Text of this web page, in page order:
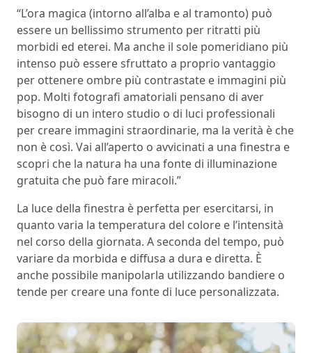
“L’ora magica (intorno all’alba e al tramonto) può
essere un bellissimo strumento per ritratti più
morbidi ed eterei. Ma anche il sole pomeridiano più
intenso può essere sfruttato a proprio vantaggio
per ottenere ombre più contrastate e immagini più
pop. Molti fotografi amatoriali pensano di aver
bisogno di un intero studio o di luci professionali
per creare immagini straordinarie, ma la verità è che
non è così. Vai all’aperto o avvicinati a una finestra e
scopri che la natura ha una fonte di illuminazione
gratuita che può fare miracoli.”
La luce della finestra è perfetta per esercitarsi, in
quanto varia la temperatura del colore e l’intensità
nel corso della giornata. A seconda del tempo, può
variare da morbida e diffusa a dura e diretta. È
anche possibile manipolarla utilizzando bandiere o
tende per creare una fonte di luce personalizzata.